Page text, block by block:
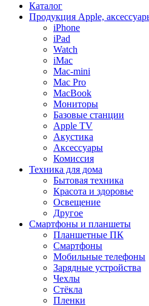
Каталог
Продукция Apple,
iPhone
iPad
Watch
iMac
Mac-mini
Mac Pro
MacBook
Мониторы
Базовые станции
Apple TV
Акустика
Аксессуары
Комиссия
Техника для дома
Бытовая техника
Красота и здоровье
Освещение
Другое
Смартфоны и планшеты
Планшетные ПК
Смартфоны
Мобильные телефоны
Зарядные устройства
Чехлы
Стёкла
Пленки